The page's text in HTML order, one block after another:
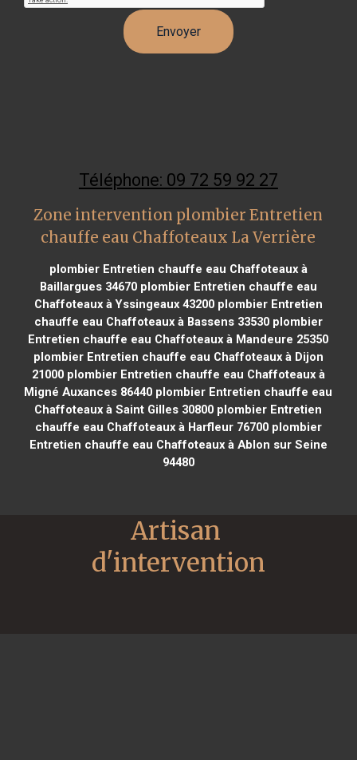
Téléphone: 09 72 59 92 27
Zone intervention plombier Entretien
chauffe eau Chaffoteaux La Verrière
plombier Entretien chauffe eau Chaffoteaux à
Baillargues 34670plombier Entretien chauffe eau
Chaffoteaux à Yssingeaux 43200plombier Entretien
chauffe eau Chaffoteaux à Bassens 33530plombier
Entretien chauffe eau Chaffoteaux à Mandeure 25350
plombier Entretien chauffe eau Chaffoteaux à Dijon
21000plombier Entretien chauffe eau Chaffoteaux à
Migné Auxances 86440 plombier Entretien chauffe eau
Chaffoteaux à Saint Gilles 30800 plombier Entretien
chauffe eau Chaffoteaux à Harfleur 76700plombier
Entretien chauffe eau Chaffoteaux à Ablon sur Seine
94480
Artisan
d'intervention